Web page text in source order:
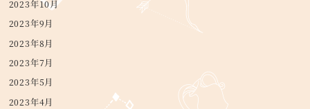
2023年10月
2023年9月
2023年8月
2023年7月
2023年5月
2023年4月